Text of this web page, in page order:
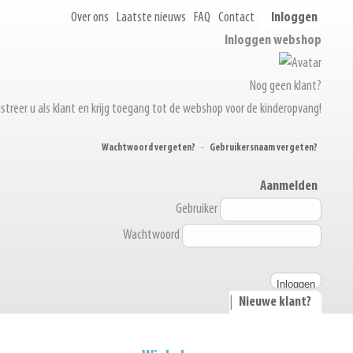
Over ons Laatste nieuws FAQ Contact
Inloggen
Inloggen webshop
Nog geen klant?
u als klant en krijg toegang tot de webshop voor de kinderopvang!
Wachtwoord vergeten? - Gebruikersnaam vergeten?
Aanmelden
Gebruiker
Wachtwoord
Nieuwe klant?